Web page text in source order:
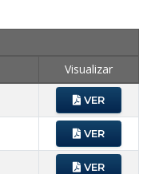
Visualizar
VER
VER
VER